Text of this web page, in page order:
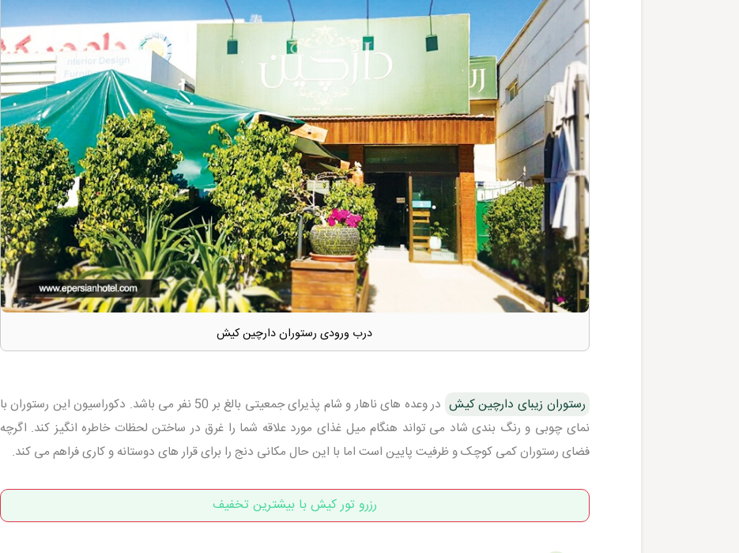
درب ورودی رستوران دارچین کیش
رستوران زیبای دارچین کیش
در وعده های ناهار و شام پذیرای جمعیتی بالغ بر 50 نفر می باشد. دکوراسیون این رستوران با
نمای چوبی و رنگ بندی شاد می تواند هنگام میل غذای مورد علاقه شما را غرق در ساختن لحظات خاطره انگیز کند. اگرچه
فضای رستوران کمی کوچک و ظرفیت پایین است اما با این حال مکانی دنج را برای قرار های دوستانه و کاری فراهم می کند.
رزرو تور کیش با بیشترین تخفیف